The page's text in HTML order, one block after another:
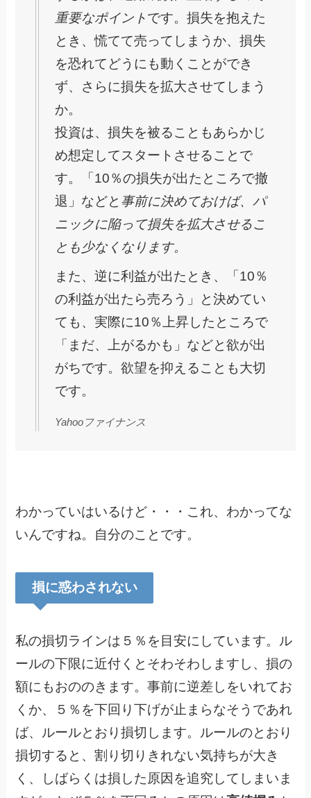
重要なポイントです。損失を抱えた
とき、慌てて売ってしまうか、損失
を恐れてどうにも動くことができ
ず、さらに損失を拡大させてしまう
か。
投資は、損失を被ることもあらかじ
め想定してスタートさせることで
す。「10％の損失が出たところで撤
退」などと 事前に決めておけば、パ
ニックに陥って損失を拡大させるこ
とも少なくなります。
また、逆に利益が出たとき、「10％
の利益が出たら売ろう」と決めてい
ても、実際に10％上昇したところで
「まだ、上がるかも」などと欲が出
がちです。欲望を抑えることも大切
です。
Yahooファイナンス
わかっていはいるけど・・・これ、わかってな
いんですね。自分のことです。
損に惑わされない
私の損切ラインは５％を目安にしています。ル
ールの下限に近付くとそわそわしますし、損の
額にもおののきます。事前に逆差しをいれてお
くか、５％を下回り下げが止まらなそうであれ
ば、ルールとおり損切します。ルールのとおり
損切すると、割り切りきれない気持ちが大き
く、しばらくは損した原因を追究してしまいま